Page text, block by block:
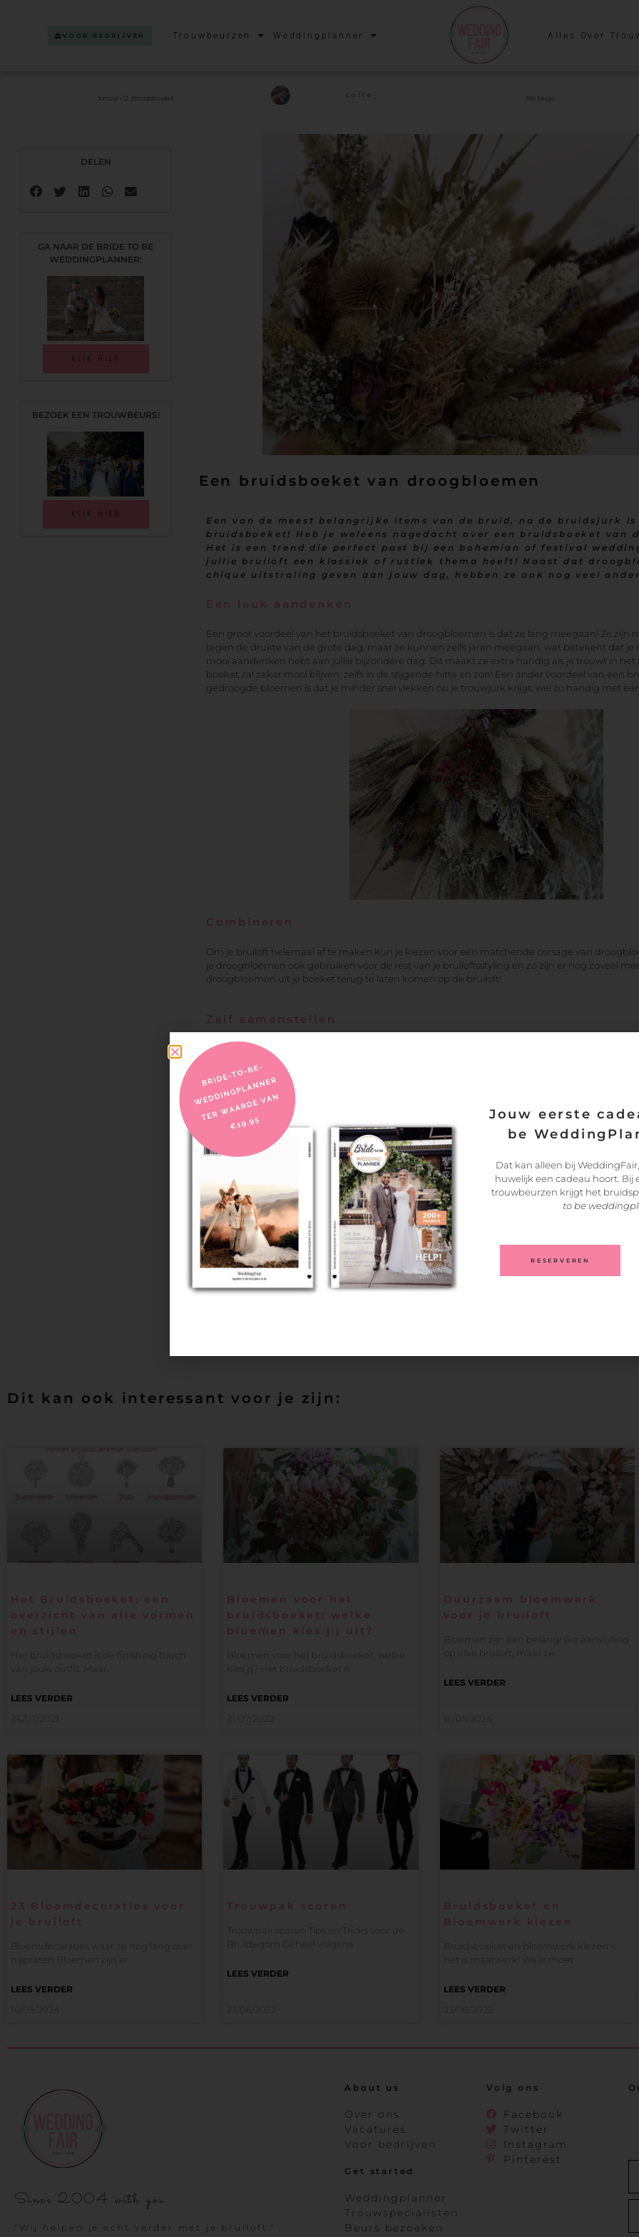
VOOR BEDRIJVEN Trouwbeurzen Weddingplanner Alles Over
Januari 12 , Bruidsboeket Lotte Alle blogs
DELEN
GA NAAR DE BRIDE TO BE
WEDDINGPLANNER:
KLIK HIER
BEZOEK EEN TROUWBEURS!
KLIK HIER
Een bruidsboeket van droogbloemen
Een van de meest belangrijke items van de bruid, na de bruidsjurk
bruidsboeket! Heb je weleens nagedacht over een bruidsboeket van
Het is een trend die perfect past bij een bohemian of festival
jullie bruiloft een klassiek of rustiek thema heeft! Naast dat
chique uitstraling geven aan jouw dag, hebben ze ook nog veel
Een leuk aandenken
Een groot voordeel van het bruidsboeket van droogbloemen is dat ze lang meegaan! Ze zijn
tegen de drukte van de grote dag, maar ze kunnen zelfs jaren meegaan, wat betekent dat je
mooi aandenken hebt aan jullie bijzondere dag. Dit maakt ze extra handig als je trouwt in het
boeket zal zeker mooi blijven, zelfs in de stijgende hitte en zon! Een ander voordeel van een
gedroogde bloemen is dat je minder snel vlekken op je trouwjurk krijgt, wel zo handig met
Combineren
Om je bruiloft helemaal af te maken kun je kiezen voor een matchende corsage van
je droogbloemen ook gebruiken voor de rest van je bruiloftsstyling en zo zijn er nog zoveel
droogbloemen uit je boeket terug te laten komen op de bruiloft!
Zelf samenstellen
Het bruidsboeket kan al een aantal dagen van te voren klaargezet worden en daardoor is het
bruidsboeket samen met de bloemist samen te stellen, hoe leuk is dat! Laat een foto zien van
vervolgens samen met de bloemist de materialen uit. Je bent nu helemaal klaar om te stralen
Geschreven door Decoflorall
Instagram
Dit kan ook interessant voor je zijn:
Het Bruidsboeket: een
overzicht van alle vormen
en stijlen
Het bruidsboeket is de finishing touch
van jouw outfit. Maar
LEES VERDER
Bloemen voor het
bruidsboeket: welke
bloemen kies jij uit?
Bloemen voor het bruidsboeket; welke
kies jij? Het bruidsboeket is
LEES VERDER
Duurzaam bloemwerk
voor je bruiloft
Bloemen zijn een belangrijke aanvulling
op elke bruiloft, maar ze
LEES VERDER
23 Bloemdecoraties voor
je bruiloft
Bloemdecoraties waar ze nog lang over
napraten Bloemen zijn er
LEES VERDER
Trouwpak scoren
Trouwpak scoren Tips en Tricks voor de
LEES VERDER
Bruidsboeket en
Bloemwerk kiezen
Bruidsboeket en bloemwerk kiezen –
het is maatwerk! Waar moet
LEES VERDER
Since 2004 with you
"Wij helpen je echt verder met je bruiloft."
About us
Over ons
Vacatures
Voor bedrijven
Get started
Weddingplanner
Trouwspecialisten
Beurs bezoeken
Volg ons
Facebook
Twitter
Instagram
Pinterest
Jouw eerste
be
Dat kan alleen bij
huwelijk een cadeau hoort. Bij
trouwbeurzen krijgt het
to be
RESERVEREN